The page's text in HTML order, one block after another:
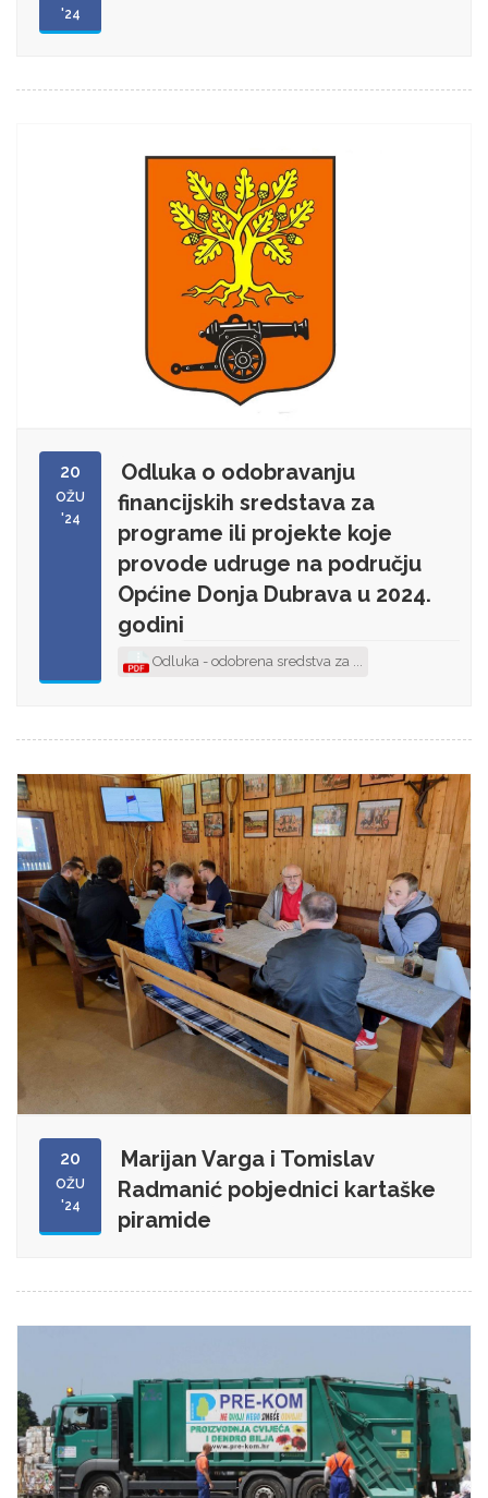
'24
20
OŽU
'24
Odluka o odobravanju
financijskih sredstava za
programe ili projekte koje
provode udruge na području
Općine Donja Dubrava u 2024.
godini
Odluka - odobrena sredstva za ...
20
OŽU
'24
Marijan Varga i Tomislav
Radmanić pobjednici kartaške
piramide